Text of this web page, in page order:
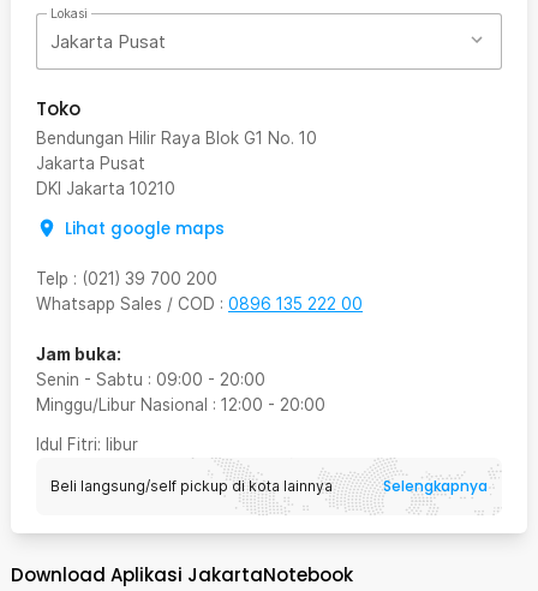
Lokasi
Jakarta Pusat
Toko
Bendungan Hilir Raya Blok G1 No. 10
Jakarta Pusat
DKI Jakarta 10210
Lihat google maps
Telp : (021) 39 700 200
Whatsapp Sales / COD : 0896 135 222 00
Jam buka:
Senin - Sabtu : 09:00 - 20:00
Minggu/Libur Nasional : 12:00 - 20:00
Idul Fitri: libur
Beli langsung/self pickup di kota lainnya Selengkapnya
Download Aplikasi JakartaNotebook